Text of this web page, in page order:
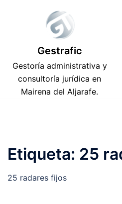
Gestrafic
Gestoría administrativa y
consultoría jurídica en
Mairena del Aljarafe.
Etiqueta: 25
25 radares fijos